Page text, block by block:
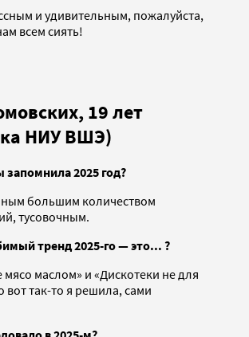
и удивительным, пожалуйста,
всем сиять!
19 лет
НИУ ВШЭ)
2025 год?
большим количеством
тусовочным.
тренд 2025-го — это... ?
маслом» и «Дискотеки не для
вот так-то я решила, сами